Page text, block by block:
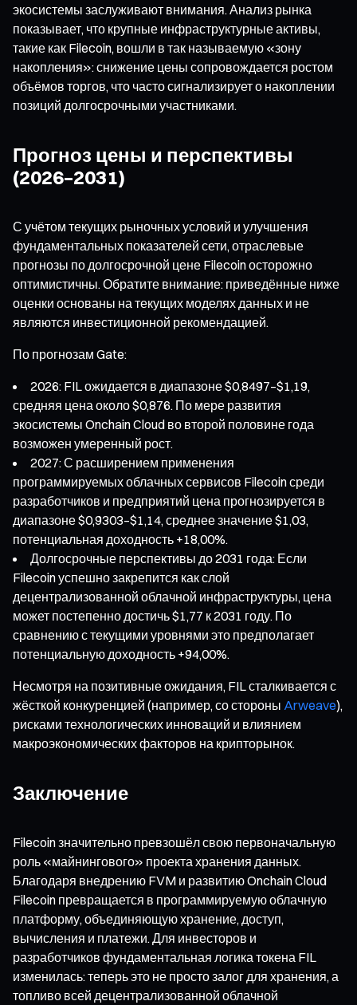
экосистемы заслуживают внимания. Анализ рынка
показывает, что крупные инфраструктурные активы,
такие как Filecoin, вошли в так называемую «зону
накопления»: снижение цены сопровождается ростом
объёмов торгов, что часто сигнализирует о накоплении
позиций долгосрочными участниками.
Прогноз цены и перспективы
(2026–2031)
С учётом текущих рыночных условий и улучшения
фундаментальных показателей сети, отраслевые
прогнозы по долгосрочной цене Filecoin осторожно
оптимистичны. Обратите внимание: приведённые ниже
оценки основаны на текущих моделях данных и не
являются инвестиционной рекомендацией.
По прогнозам Gate:
2026: FIL ожидается в диапазоне $0,8497–$1,19,
средняя цена около $0,876. По мере развития
экосистемы Onchain Cloud во второй половине года
возможен умеренный рост.
2027: С расширением применения
программируемых облачных сервисов Filecoin среди
разработчиков и предприятий цена прогнозируется в
диапазоне $0,9303–$1,14, среднее значение $1,03,
потенциальная доходность +18,00%.
Долгосрочные перспективы до 2031 года: Если
Filecoin успешно закрепится как слой
децентрализованной облачной инфраструктуры, цена
может постепенно достичь $1,77 к 2031 году. По
сравнению с текущими уровнями это предполагает
потенциальную доходность +94,00%.
Несмотря на позитивные ожидания, FIL сталкивается с
жёсткой конкуренцией (например, со стороны Arweave),
рисками технологических инноваций и влиянием
макроэкономических факторов на крипторынок.
Заключение
Filecoin значительно превзошёл свою первоначальную
роль «майнингового» проекта хранения данных.
Благодаря внедрению FVM и развитию Onchain Cloud
Filecoin превращается в программируемую облачную
платформу, объединяющую хранение, доступ,
вычисления и платежи. Для инвесторов и
разработчиков фундаментальная логика токена FIL
изменилась: теперь это не просто залог для хранения, а
топливо всей децентрализованной облачной